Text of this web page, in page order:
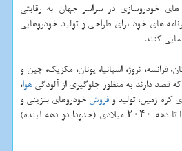
خودروسازی در سراسر جهان به رقابتی
های خود برای طراحی و تولید خودروهایی
كنند.
فرانسه، نروژ، اسپانیا، یونان، مكزیك، چین و
قصد دارند به منظور جلوگیری از آلودگیهوا،
زمین، تولید و فروش خودروهای بنزینی و
دیزلی را تا دهه ۲۰۳۰ و نهایتا تا دهه ۲۰۴۰ میلادی (حدودا دو دهه آینده)